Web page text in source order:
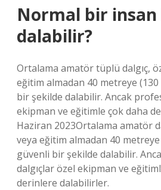
Normal bir
dalabilir?
Ortalama amatör tüplü dalgıç,
eğitim almadan 40 metreye
bir şekilde dalabilir. Ancak
ekipman ve eğitimle çok daha
Haziran 2023Ortalama amatör
veya eğitim almadan 40
güvenli bir şekilde dalabilir.
dalgıçlar özel ekipman ve
derinlere dalabilirler.